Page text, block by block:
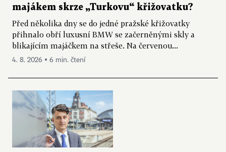
majákem skrze „Turkovu“ křižovatku?
Před několika dny se do jedné pražské křižovatky
přihnalo obří luxusní BMW se začerněnými skly a
blikajícím majáčkem na střeše. Na červenou...
4. 8. 2026 ▪ 6 min. čtení